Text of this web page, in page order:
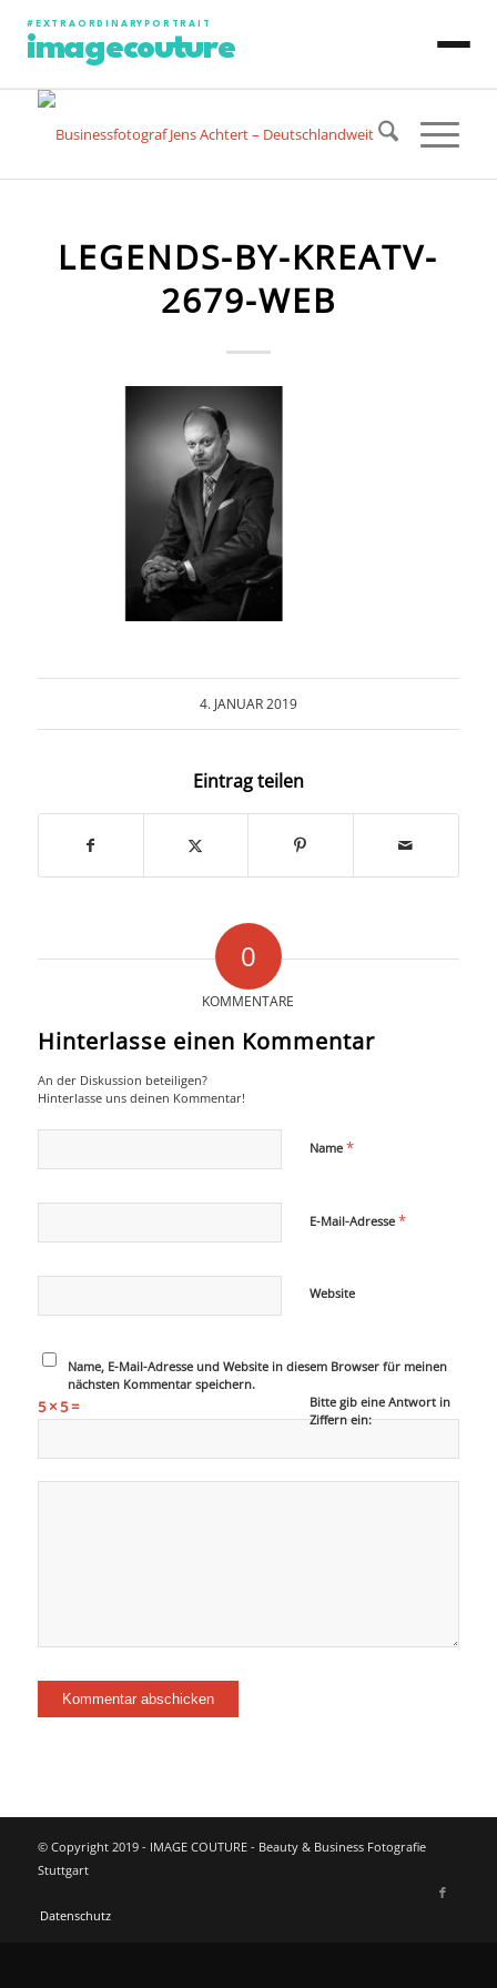
#EXTRAORDINARYPORTRAIT
imagecouture
PHOTO PORTRAIT
COLLABORATION
LEGENDS-BY-KREATV-
2679-WEB
4. JANUAR 2019
Eintrag teilen
0
KOMMENTARE
Hinterlasse einen Kommentar
An der Diskussion beteiligen?
Hinterlasse uns deinen Kommentar!
Name *
E-Mail-Adresse *
Website
Name, E-Mail-Adresse und Website in diesem Browser für meinen
nächsten Kommentar speichern.
Bitte gib eine Antwort in
Ziffern ein:
5 × 5 =
© Copyright 2019 - IMAGE COUTURE - Beauty & Business Fotografie
Stuttgart
Datenschutz